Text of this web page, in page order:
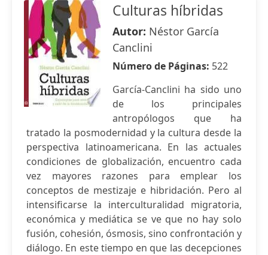
Culturas híbridas
Autor: Néstor García
Canclini
Número de Páginas: 522
García-Canclini ha sido uno
de los principales
antropólogos que ha
tratado la posmodernidad y la cultura desde la
perspectiva latinoamericana. En las actuales
condiciones de globalización, encuentro cada
vez mayores razones para emplear los
conceptos de mestizaje e hibridación. Pero al
intensificarse la interculturalidad migratoria,
económica y mediática se ve que no hay solo
fusión, cohesión, ósmosis, sino confrontación y
diálogo. En este tiempo en que las decepciones